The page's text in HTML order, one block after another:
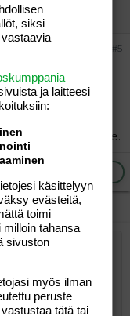
#5
-
pannaria pilalle.
koodispoiler
siksi
ja laitteesi
käsittelyyn
evästeitä,
toimi
milloin tahansa
sivuston
myös ilman
peruste
tätä tai